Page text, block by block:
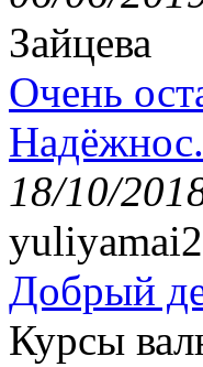
Зайцева
Очень
18/10/
Добрый
Курсы